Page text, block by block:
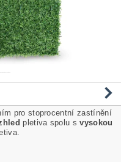
pro stoprocentní zastínění
pletiva spolu svysokou